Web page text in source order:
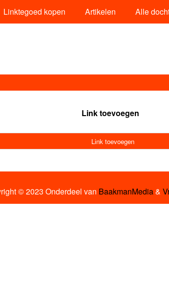
Linktegoed kopen Artikelen Alle
Link toevoegen
Link toevoegen
© 2023 Onderdeel van BaakmanMedia&